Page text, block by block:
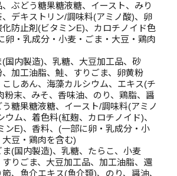
ぶどう糖果糖液糖、イースト、みり
デキストリン/調味料(アミノ酸)、卵
防止剤(ビタミンE)、カロチノイド色
卵・乳成分・小麦・ごま・大豆・鶏肉
(国内製造)、乳糖、大豆加工品、砂
加工油脂、鮭、すりごま、卵黄粉
しあん、海藻カルシウム、エキス(チ
粉末、みそ、香味油、のり、鶏脂、醤
糖果糖液糖、イースト/調味料(アミノ
ウム、着色料(紅麹、カロチノイド)、
ンE)、香料、(一部に卵・乳成分・小
豆・鶏肉を含む)
ま(国内製造)、乳糖、たらこ、小麦
りごま、大豆加工品、加工油脂、還
、魚介エキス(魚介類)、のり、醤油、